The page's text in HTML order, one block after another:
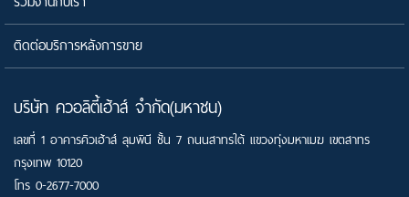
ติดต่อบริการหลังการขาย
บริษัท ควอลิตี้เฮ้าส์ จำกัด(มหาชน)
เลขที่ 1 อาคารคิวเฮ้าส์ ลุมพินี ชั้น 7 ถนนสาทรใต้ แขวงทุ่งมหาเมฆ เขตสาทร
กรุงเทพ 10120
โทร 0-2677-7000